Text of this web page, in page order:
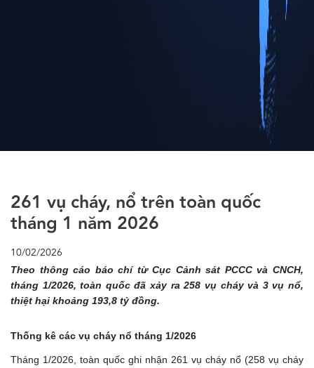
261 vụ cháy, nổ trên toàn quốc
tháng 1 năm 2026
10/02/2026
Theo thông cáo báo chí từ Cục Cảnh sát PCCC và CNCH,
tháng 1/2026, toàn quốc đã xảy ra 258 vụ cháy và 3 vụ nổ,
thiệt hại khoảng 193,8 tỷ đồng.
Thống kê các vụ cháy nổ tháng 1/2026
Tháng 1/2026, toàn quốc ghi nhận 261 vụ cháy nổ (258 vụ cháy